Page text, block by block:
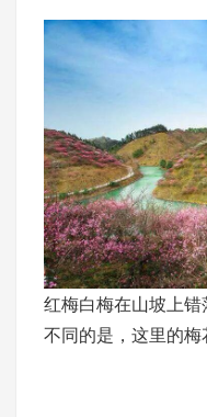
红梅白梅在山坡上
不同的是，这里的梅